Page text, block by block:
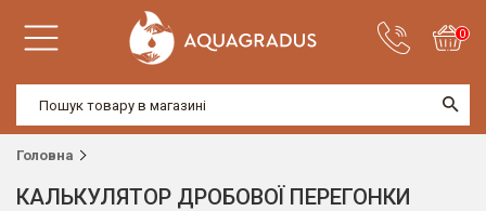
0
Головна
КАЛЬКУЛЯТОР ДРОБОВОЇ ПЕРЕГОНКИ